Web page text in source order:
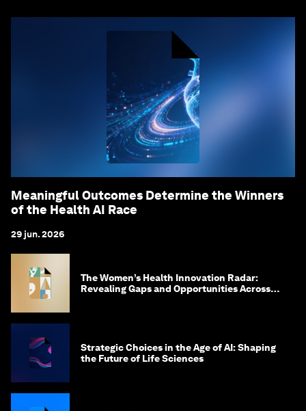
Meaningful Outcomes Determine the Winners
of the Health AI Race
29 jun. 2026
The Women’s Health Innovation Radar:
Revealing Gaps and Opportunities Across
Strategic Choices in the Age of AI: Shaping
the Future of Life Sciences